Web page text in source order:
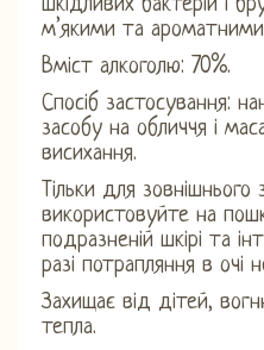
шкідливих бактерій і
м’якими та
Вміст алкоголю: 70%.
Спосіб застосування:
засобу на обличчя і
висихання.
Тільки для зовнішнього
використовуйте на
подразненій шкірі та
разі потрапляння в
Захищає від дітей,
тепла.